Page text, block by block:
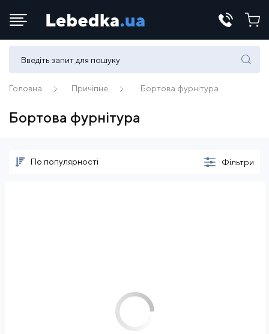
Телефони:
(067) 430 82-15
Головна Причіпне Бортова фурнітура
Бортова фурнітура
По популярності Фільтри